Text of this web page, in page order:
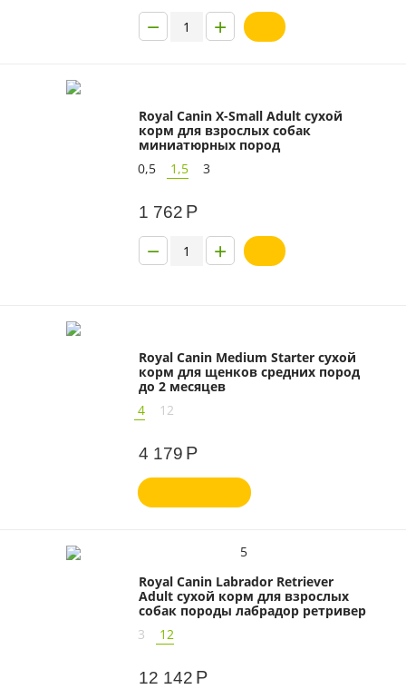
+
−
Royal Canin X-Small Adult сухой
корм для взрослых собак
миниатюрных пород
0,5
1,5 3
1 762 Р
+
−
Royal Canin Medium Starter сухой
корм для щенков средних пород
до 2 месяцев
4
12
4 179 Р
5
Royal Canin Labrador Retriever
Adult сухой корм для взрослых
собак породы лабрадор ретривер
3
12
12 142 Р